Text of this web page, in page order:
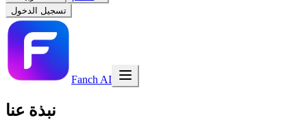
تسجيل الدخول
Fanch AI
نبذة عنا